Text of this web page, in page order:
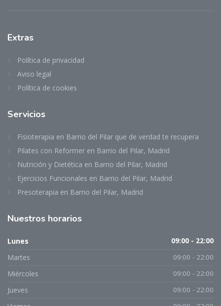
Extras
Política de privacidad
Aviso legal
Política de cookies
Servicios
Fisioterapia en Barrio del Pilar que de verdad te recupera
Pilates con Reformer en Barrio del Pilar, Madrid
Nutrición y Dietética en Barrio del Pilar, Madrid
Ejercicios Funcionales en Barrio del Pilar, Madrid
Presoterapia en Barrio del Pilar, Madrid
Nuestros horarios
Lunes 09:00 - 22:00
Martes 09:00 - 22:00
Miércoles 09:00 - 22:00
Jueves 09:00 - 22:00